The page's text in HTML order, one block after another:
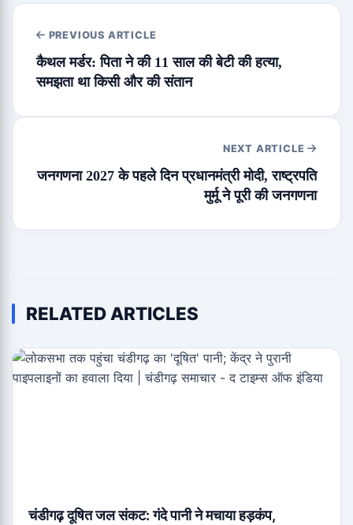
PREVIOUS ARTICLE
कैथल मर्डर: पिता ने की 11 साल की बेटी की हत्या,
समझता था किसी और की संतान
NEXT ARTICLE
जनगणना 2027 के पहले दिन प्रधानमंत्री मोदी, राष्ट्रपति
मुर्मू ने पूरी की जनगणना
RELATED ARTICLES
चंडीगढ़ दूषित जल संकट: गंदे पानी ने मचाया हड़कंप,